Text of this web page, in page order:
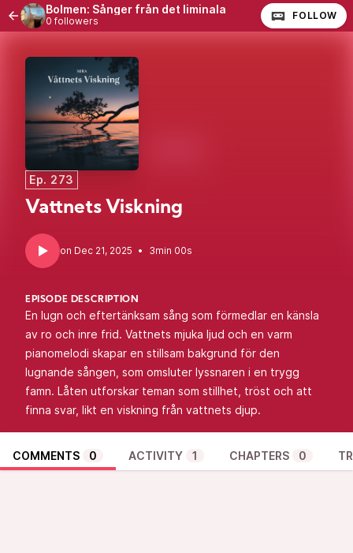
Bolmen: Sånger från det liminala
0 followers FOLLOW
Ep. 273
Vattnets Viskning
• 3min 00s
EPISODE DESCRIPTION
En lugn och eftertänksam sång som förmedlar en känsla
av ro och inre frid. Vattnets mjuka ljud och en varm
pianomelodi skapar en stillsam bakgrund för den
lugnande sången, som omsluter lyssnaren i en trygg
famn. Låten utforskar teman som stillhet, tröst och att
finna svar, likt en viskning från vattnets djup.
COMMENTS 0 ACTIVITY 1 CHAPTERS 0